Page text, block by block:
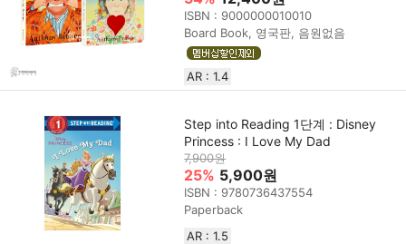
ISBN : 9000000010010
Board Book, 영국판, 음원없음
AR : 1.4
Step into Reading 1단계 : Disney
Princess : I Love My Dad
7,900원
25% 5,900원
ISBN : 9780736437554
Paperback
AR : 1.5